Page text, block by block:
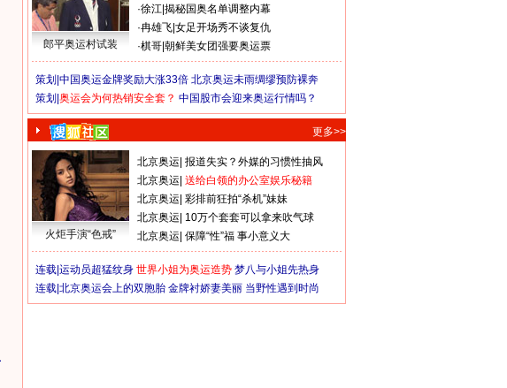
郎平奥运村试装
·徐江 揭秘国奥名单调整内幕
·冉雄飞 女足开场秀不谈复仇
·棋哥 朝鲜美女团强要奥运票
策划| 中国奥运金牌奖励大涨33倍 北京奥运未雨绸缪预防裸奔
策划| 奥运会为何热销安全套？ 中国股市会迎来奥运行情吗？
更多>>
火炬手演“色戒”
北京奥运 报道失实？外媒的习惯性抽风
北京奥运 送给白领的办公室娱乐秘籍
北京奥运 彩排前狂拍“杀机”妹妹
北京奥运 10万个套套可以拿来吹气球
北京奥运 保障“性”福 事小意义大
连载| 运动员超猛纹身 世界小姐为奥运造势 梦八与小姐先热身
连载| 北京奥运会上的双胞胎 金牌衬娇妻美丽 当野性遇到时尚